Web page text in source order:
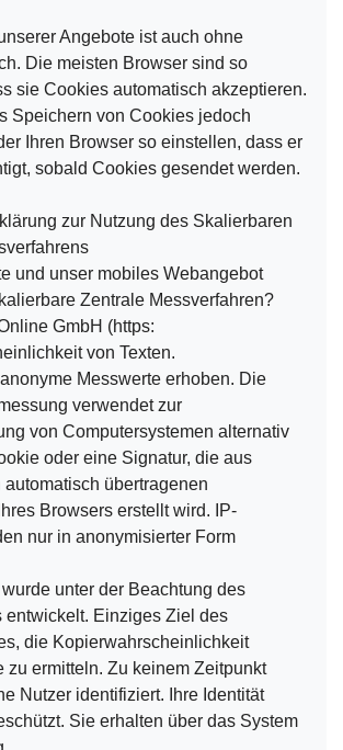
Angebote ist auch ohne
Die meisten Browser sind so
sie Cookies automatisch akzeptieren.
Speichern von Cookies jedoch
Ihren Browser so einstellen, dass er
sobald Cookies gesendet werden.
zur Nutzung des Skalierbaren
und unser mobiles Webangebot
Zentrale Messverfahren?
GmbH (https:
von Texten.
Messwerte erhoben. Die
verwendet zur
von Computersystemen alternativ
oder eine Signatur, die aus
übertragenen
Browsers erstellt wird. IP-
nur in anonymisierter Form
unter der Beachtung des
entwickelt. Einziges Ziel des
die Kopierwahrscheinlichkeit
zu ermitteln. Zu keinem Zeitpunkt
Nutzer identifiziert. Ihre Identität
Sie erhalten über das System